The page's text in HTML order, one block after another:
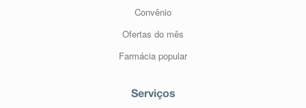
Convênio
Ofertas do mês
Farmácia popular
Serviços